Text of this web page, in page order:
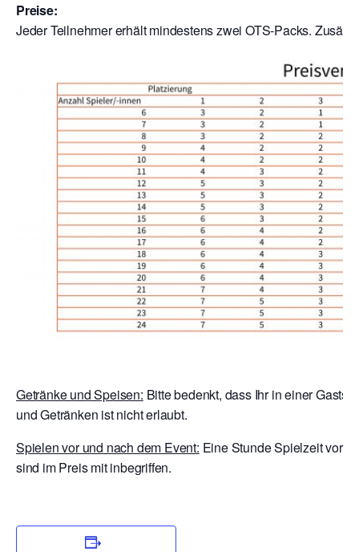
Preise:
Jeder Teilnehmer erhält mindestens zwei OTS-Packs.
Getränke und Speisen: Bitte bedenkt, dass Ihr in einer
und Getränken ist nicht erlaubt.
Spielen vor und nach dem Event: Eine Stunde Spielzeit vor
sind im Preis mit inbegriffen.